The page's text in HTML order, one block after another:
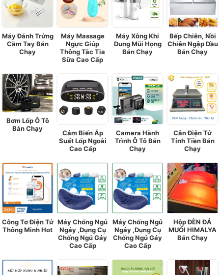
Máy Đánh Trứng
Cầm Tay Bán
Chạy
Máy Massage
Ngực Giúp
Thông Tắc Tia
Sữa Cao Cấp
Máy Xông Khi
Dung Mũi Họng
Bán Chạy
Bếp Chiên, Nồi
Chiên Ngập Dầu
Bán Chạy
Bơm Lốp Ô Tô
Bán Chạy
Cảm Biến Áp
Suất Lốp Ngoài
Cao Cấp
Camera Hành
Trình Ô Tô Bán
Chạy
Cân Điện Tử
Tính Tiền Bán
Chạy
Công Tơ Điện Tử
Thông Minh Hot
Máy Chống Ngủ
Ngáy ,Dụng Cụ
Chống Ngủ Gáy
Cao Cấp
Máy Chống Ngủ
Ngáy ,Dụng Cụ
Chống Ngủ Gáy
Cao Cấp
Hộp ĐÈN ĐÁ
MUỐI HIMALYA
Bán Chạy